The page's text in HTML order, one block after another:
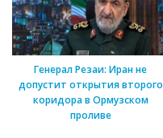
Генерал Резаи: Иран не
допустит открытия второго
коридора в Ормузском
проливе